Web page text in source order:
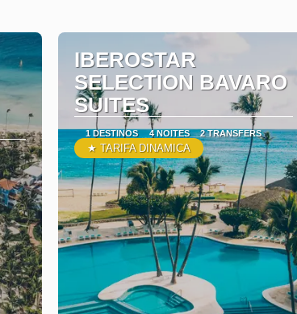
IBEROSTAR
SELECTION BAVARO
SUITES
1 DESTINOS 4 NOITES 2 TRANSFERS
★ TARIFA DINAMICA